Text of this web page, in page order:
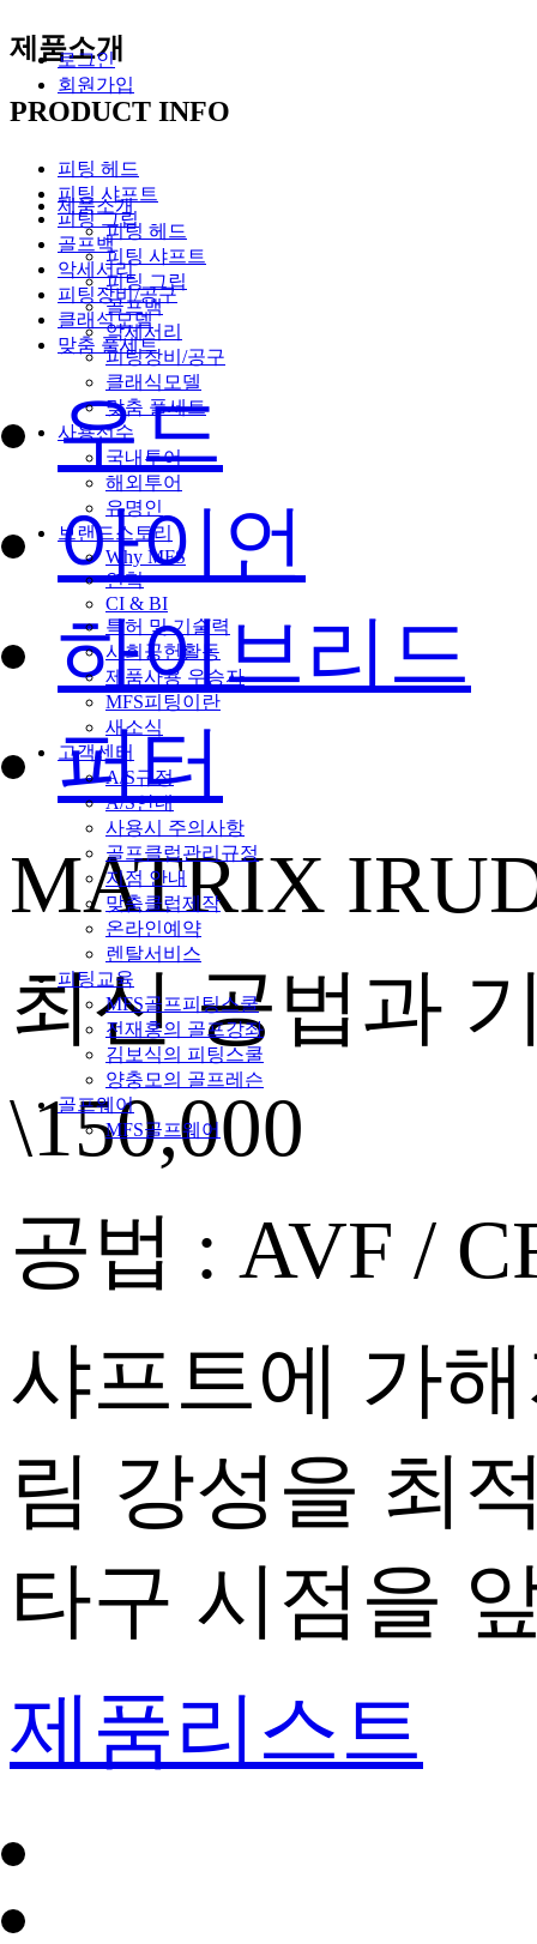
로그인
회원가입
제품소개
피팅 헤드
피팅 샤프트
피팅 그립
골프백
악세서리
피팅장비/공구
클래식모델
맞춤 풀세트
사용선수
국내투어
해외투어
유명인
브랜드스토리
Why MFS
연혁
CI & BI
특허 및 기술력
사회공헌활동
제품사용 우승자
MFS피팅이란
새소식
고객센터
A/S규정
A/S안내
사용시 주의사항
골프클럽관리규정
지점 안내
맞춤클럽제작
온라인예약
렌탈서비스
피팅교육
MFS골프피팅스쿨
전재홍의 골프강좌
김보식의 피팅스쿨
양충모의 골프레슨
골프웨어
MFS골프웨어
제품소개
PRODUCT INFO
피팅 헤드
피팅 샤프트
피팅 그립
골프백
악세서리
피팅장비/공구
클래식모델
맞춤 풀세트
우드
아이언
하이브리드
퍼터
MATRIX
최신 공법과
\150,000
공법 : AVF /
샤프트에 가
림 강성을 최
타구 시점을
제품리스트